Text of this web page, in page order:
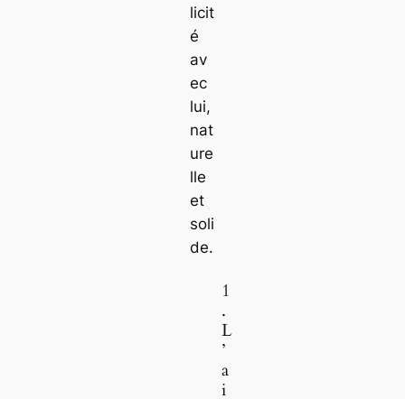
licit
é
av
ec
lui,
nat
ure
lle
et
soli
de.
1
.
L
’
a
i